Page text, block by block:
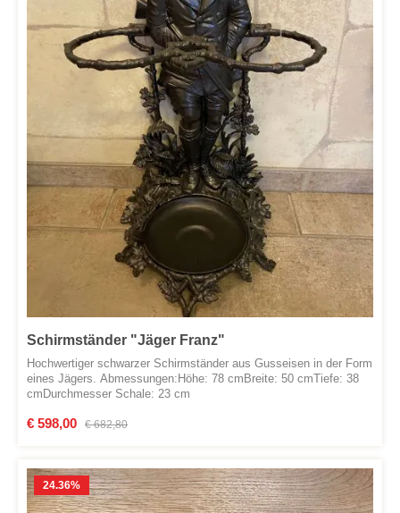
Schirmständer "Jäger Franz"
Hochwertiger schwarzer Schirmständer aus Gusseisen in der Form
eines Jägers. Abmessungen:Höhe: 78 cmBreite: 50 cmTiefe: 38
cmDurchmesser Schale: 23 cm
Verkaufspreis:
€ 598,00 Regulärer Preis:
€ 682,80
24.36%